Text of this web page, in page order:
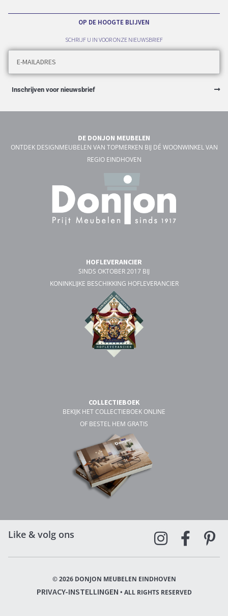
OP DE HOOGTE BLIJVEN
SCHRIJF U IN VOOR ONZE NIEUWSBRIEF
Inschrijven voor nieuwsbrief
DE DONJON MEUBELEN
ONTDEK DESIGNMEUBELEN VAN TOPMERKEN BIJ DÉ WOONWINKEL VAN
REGIO EINDHOVEN
HOFLEVERANCIER
SINDS OKTOBER 2017 BIJ
KONINKLIJKE BESCHIKKING HOFLEVERANCIER
COLLECTIEBOEK
BEKIJK HET COLLECTIEBOEK ONLINE
OF BESTEL HEM GRATIS
Like & volg ons
© 2026 DONJON MEUBELEN EINDHOVEN
PRIVACY-INSTELLINGEN • ALL RIGHTS RESERVED